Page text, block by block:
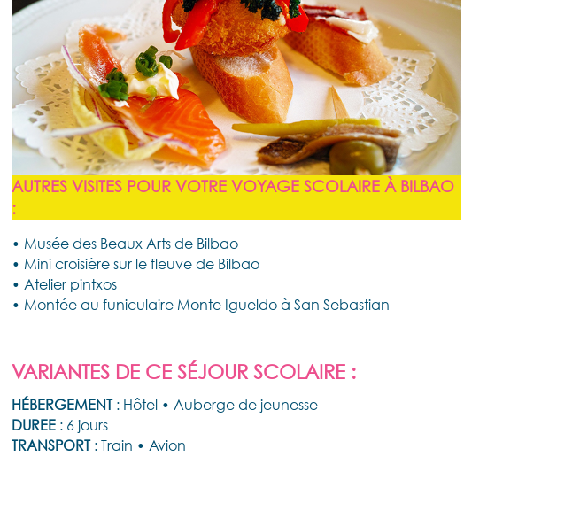
AUTRES VISITES POUR VOTRE VOYAGE SCOLAIRE À BILBAO
:
• Musée des Beaux Arts de Bilbao
• Mini croisière sur le fleuve de Bilbao
• Atelier pintxos
• Montée au funiculaire Monte Igueldo à San Sebastian
VARIANTES DE CE SÉJOUR SCOLAIRE :
HÉBERGEMENT: Hôtel • Auberge de jeunesse
DUREE: 6 jours
TRANSPORT: Train • Avion